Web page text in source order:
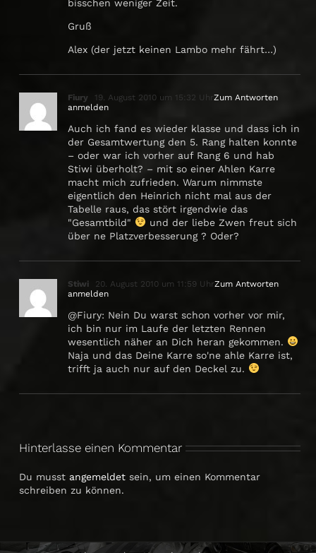
bisschen weniger Zeit.
Gruß
Alex (der jetzt keinen Lambo mehr fährt…)
Fiury 19. August 2010 um 15:32 UhrZum Antworten
anmelden
Auch ich fand es wieder klasse und dass ich in
der Gesamtwertung den 5. Rang halten konnte
– oder war ich vorher auf Rang 6 und hab
Stiwi überholt? – mit so einer Ahlen Karre
macht mich zufrieden. Warum nimmste
eigentlich den Heinrich nicht mal aus der
Tabelle raus, das stört irgendwie das
"Gesamtbild"
und der liebe Zwen freut sich
über ne Platzverbesserung ? Oder?
Stiwi 20. August 2010 um 11:59 UhrZum Antworten
anmelden
@Fiury: Nein Du warst schon vorher vor mir,
ich bin nur im Laufe der letzten Rennen
wesentlich näher an Dich heran gekommen.
Naja und das Deine Karre so'ne ahle Karre ist,
trifft ja auch nur auf den Deckel zu.
Hinterlasse einen Kommentar
Du musst angemeldet sein, um einen Kommentar
schreiben zu können.